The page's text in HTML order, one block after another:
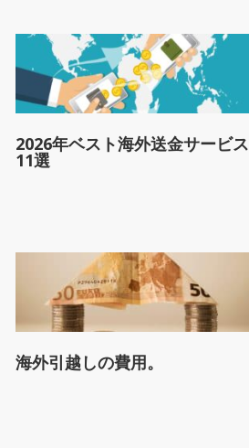
2026年ベスト海外送金サービス
11選
海外引越しの費用。